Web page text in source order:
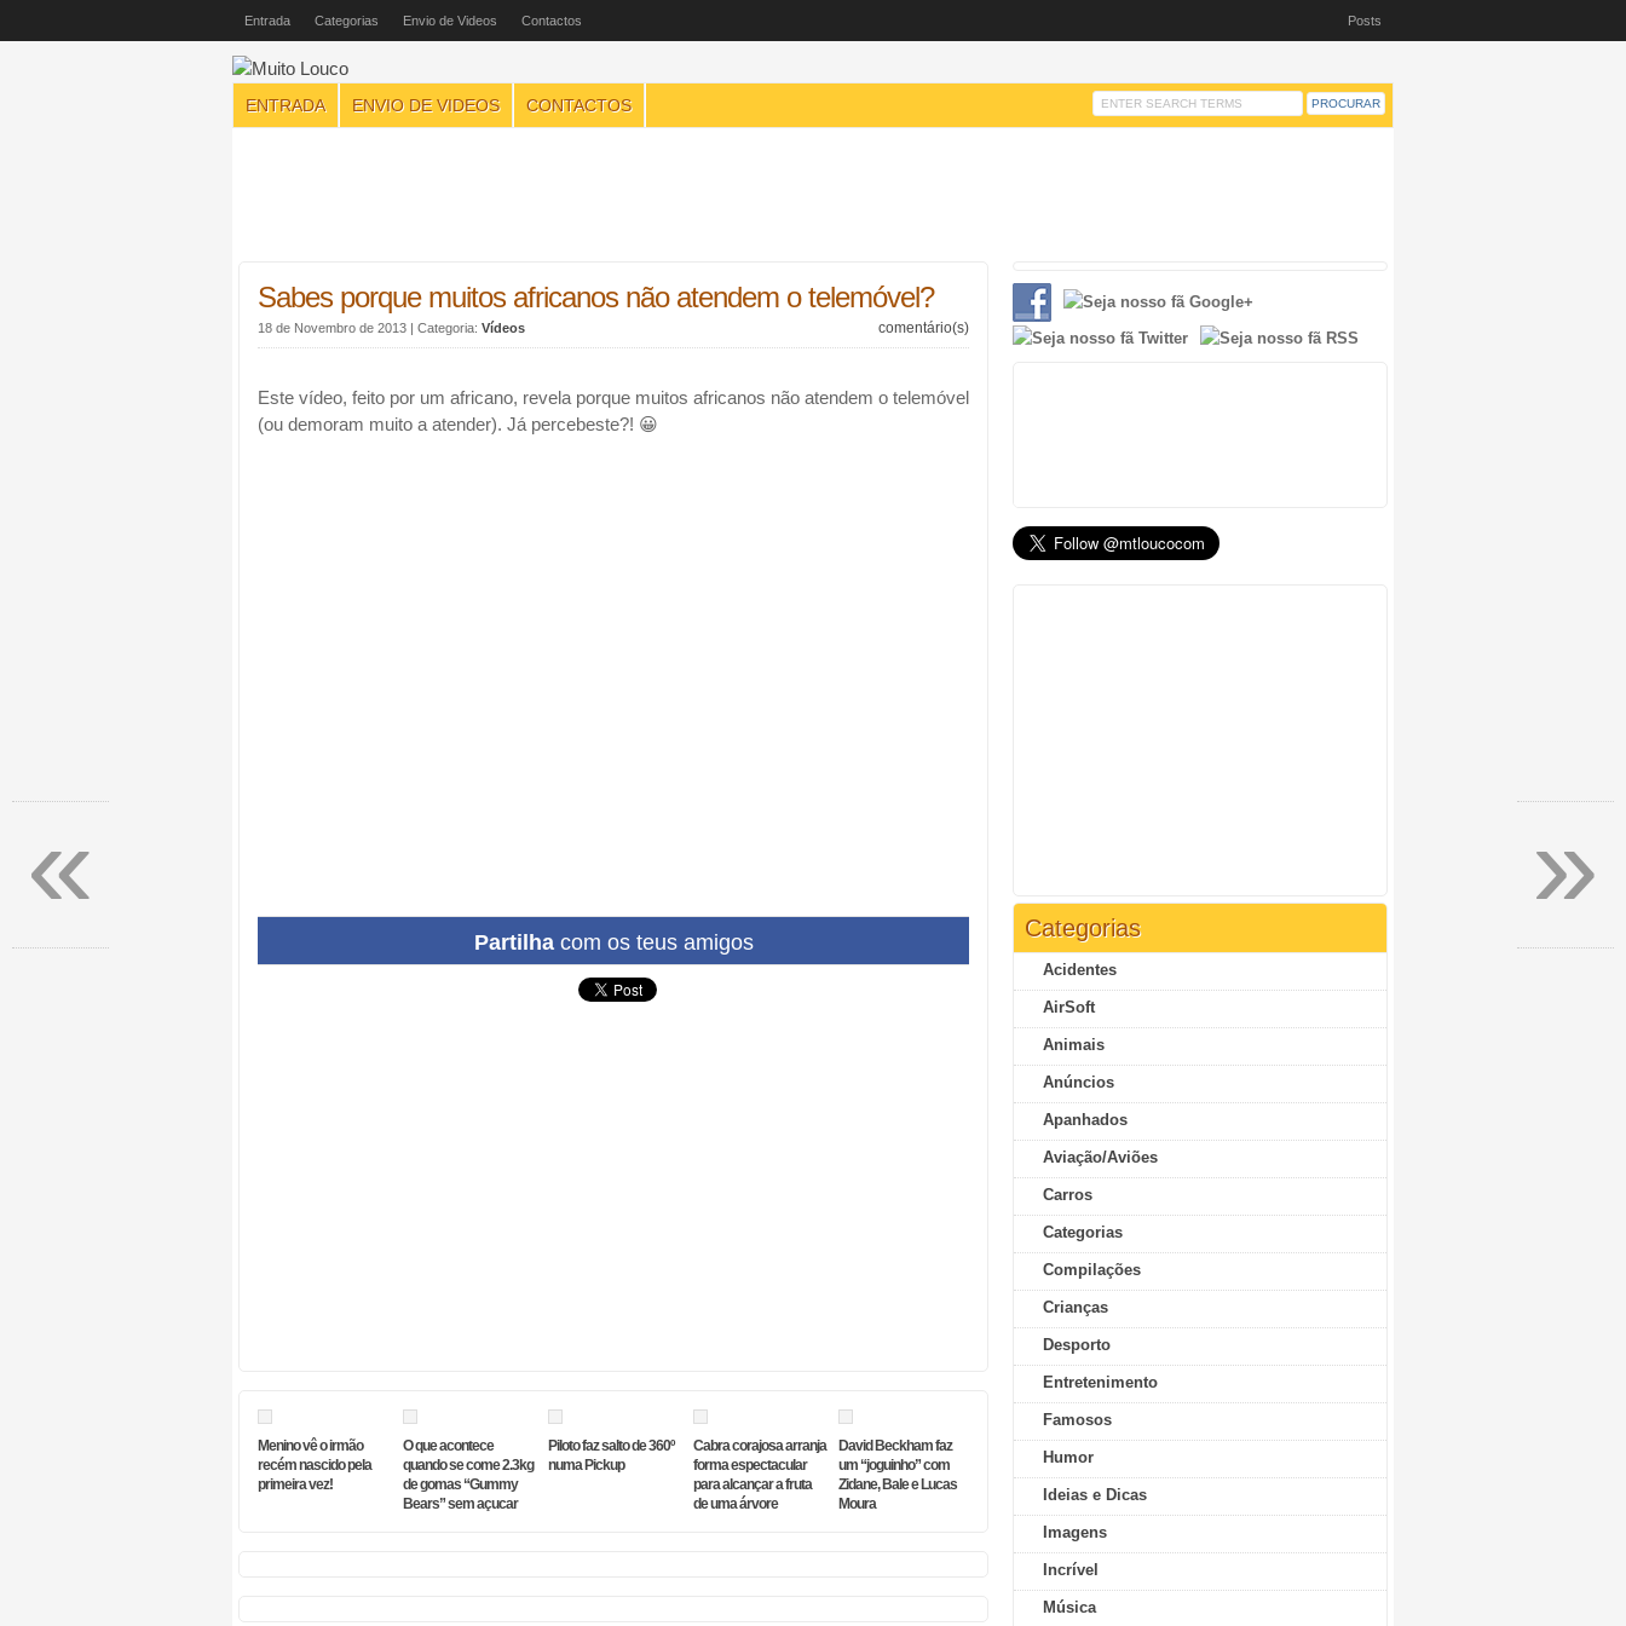
Entrada Categorias Envio de Videos Contactos Posts
ENTRADA ENVIO DE VIDEOS CONTACTOS
Sabes porque muitos africanos não atendem o telemóvel?
18 de Novembro de 2013 | Categoria: Vídeos comentário(s)
Este vídeo, feito por um africano, revela porque muitos africanos não atendem o telemóvel
(ou demoram muito a atender). Já percebeste?! 😀
Partilhacom os teus amigos
Menino vê o irmão
recém nascido pela
primeira vez!
O que acontece
quando se come 2.3kg
de gomas “Gummy
Bears” sem açucar
Piloto faz salto de 360º
numa Pickup
Cabra corajosa arranja
forma espectacular
para alcançar a fruta
de uma árvore
David Beckham faz
um “joguinho” com
Zidane, Bale e Lucas
Moura
Categorias
Acidentes
AirSoft
Animais
Anúncios
Apanhados
Aviação/Aviões
Carros
Categorias
Compilações
Crianças
Desporto
Entretenimento
Famosos
Humor
Ideias e Dicas
Imagens
Incrível
Música
»
«